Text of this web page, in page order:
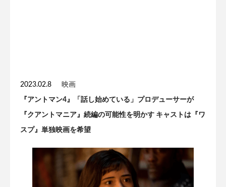
2023.02.8 映画
『アントマン4』「話し始めている」プロデューサーが
『クアントマニア』続編の可能性を明かす キャストは『ワ
スプ』単独映画を希望